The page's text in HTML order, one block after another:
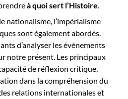
à quoi sert l’Histoire.
nationalisme, l’impérialisme
sont également abordés.
d’analyser les événements
notre présent. Les principaux
de réflexion critique,
dans la compréhension du
relations internationales et